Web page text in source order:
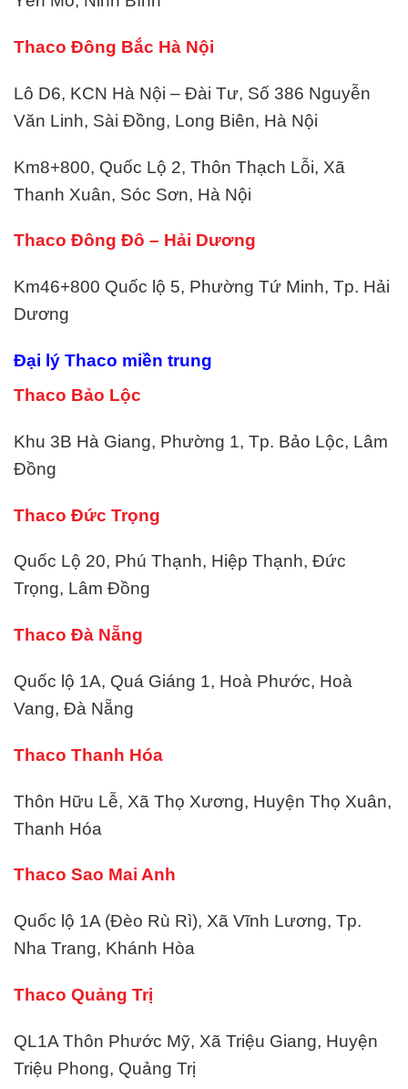
Thaco Đông Bắc Hà Nội
Lô D6, KCN Hà Nội – Đài Tư, Số 386 Nguyễn
Văn Linh, Sài Đồng, Long Biên, Hà Nội
Km8+800, Quốc Lộ 2, Thôn Thạch Lỗi, Xã
Thanh Xuân, Sóc Sơn, Hà Nội
Thaco Đông Đô – Hải Dương
Km46+800 Quốc lộ 5, Phường Tứ Minh, Tp. Hải
Dương
Đại lý Thaco miền trung
Thaco Bảo Lộc
Khu 3B Hà Giang, Phường 1, Tp. Bảo Lộc, Lâm
Đồng
Thaco Đức Trọng
Quốc Lộ 20, Phú Thạnh, Hiệp Thạnh, Đức
Trọng, Lâm Đồng
Thaco Đà Nẵng
Quốc lộ 1A, Quá Giáng 1, Hoà Phước, Hoà
Vang, Đà Nẵng
Thaco Thanh Hóa
Thôn Hữu Lễ, Xã Thọ Xương, Huyện Thọ Xuân,
Thanh Hóa
Thaco Sao Mai Anh
Quốc lộ 1A (Đèo Rù Rì), Xã Vĩnh Lương, Tp.
Nha Trang, Khánh Hòa
Thaco Quảng Trị
QL1A Thôn Phước Mỹ, Xã Triệu Giang, Huyện
Triệu Phong, Quảng Trị